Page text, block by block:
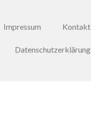
Impressum Kontakt
Datenschutzerklärung